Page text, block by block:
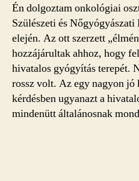
Én dolgoztam onkológiai
Szülészeti és
elején. Az ott szerzett
hozzájárultak ahhoz, hogy
hivatalos gyógyítás terepét.
rossz volt. Az egy nagyon
kérdésben ugyanazt a
mindenütt általánosnak